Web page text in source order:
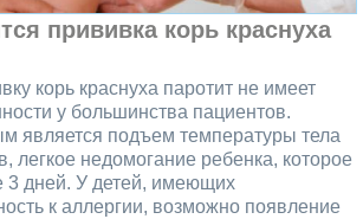
прививка корь краснуха
корь краснуха паротит не имеет
у большинства пациентов.
является подъем температуры тела
легкое недомогание ребенка, которое
3 дней. У детей, имеющих
к аллергии, возможно появление